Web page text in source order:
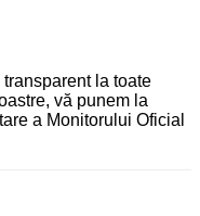
la toate
vă punem la
a Monitorului Oficial